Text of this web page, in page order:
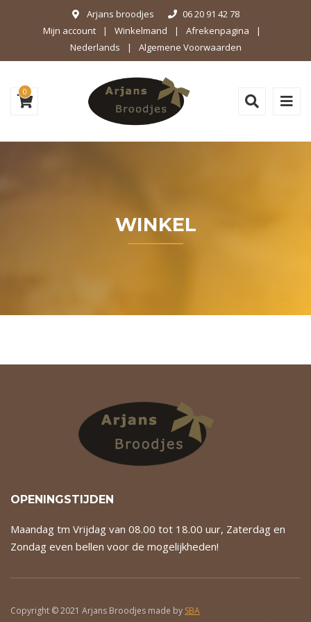
Arjans broodjes
06 20 91 42 78
Mijn account
Winkelmand
Afrekenpagina
Nederlands
Algemene Voorwaarden
0
WINKEL
OPENINGSTIJDEN
Maandag tm Vrijdag van 08.00 tot 18.00 uur, Zaterdag en
Zondag even bellen voor de mogelijkheden!
Copyright © 2021 Arjans Broodjes made by SBA